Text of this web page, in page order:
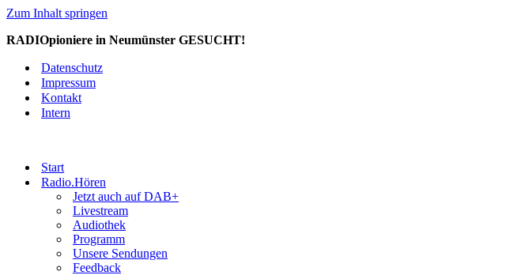
Zum Inhalt springen
RADIOpioniere in Neumünster GESUCHT!
Datenschutz
Impressum
Kontakt
Intern
Start
Radio.Hören
Jetzt auch auf DAB+
Livestream
Audiothek
Programm
Unsere Sendungen
Feedback